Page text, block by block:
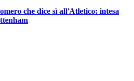
che dice sì all'Atletico: intesa